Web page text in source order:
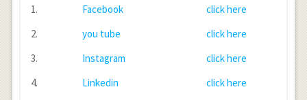
1.
Facebook
click here
2.
you tube
click here
3.
Instagram
click here
4.
Linkedin
click here